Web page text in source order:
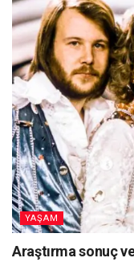
YAŞAM
Araştırma sonuç